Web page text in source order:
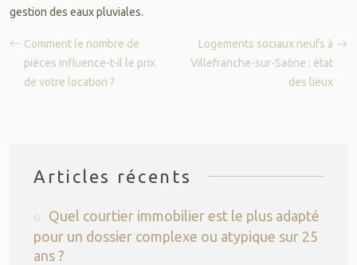
gestion des eaux pluviales.
Comment le nombre de
pièces influence-t-il le prix
de votre location ?
Logements sociaux neufs à
Villefranche-sur-Saône : état
des lieux
Articles récents
Quel courtier immobilier est le plus adapté
pour un dossier complexe ou atypique sur 25
ans ?